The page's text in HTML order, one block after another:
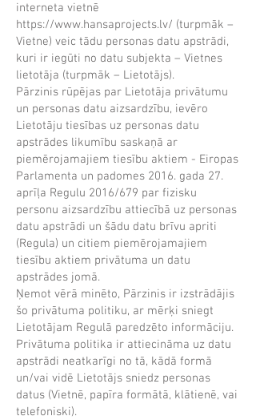
interneta vietnē
https://www.hansaprojects.lv/ (turpmāk –
Vietne) veic tādu personas datu apstrādi,
kuri ir iegūti no datu subjekta – Vietnes
lietotāja (turpmāk – Lietotājs).
Pārzinis rūpējas par Lietotāja privātumu
un personas datu aizsardzību, ievēro
Lietotāju tiesības uz personas datu
apstrādes likumību saskaņā ar
piemērojamajiem tiesību aktiem - Eiropas
Parlamenta un padomes 2016. gada 27.
aprīļa Regulu 2016/679 par fizisku
personu aizsardzību attiecībā uz personas
datu apstrādi un šādu datu brīvu apriti
(Regula) un citiem piemērojamajiem
tiesību aktiem privātuma un datu
apstrādes jomā.
Ņemot vērā minēto, Pārzinis ir izstrādājis
šo privātuma politiku, ar mērķi sniegt
Lietotājam Regulā paredzēto informāciju.
Privātuma politika ir attiecināma uz datu
apstrādi neatkarīgi no tā, kādā formā
un/vai vidē Lietotājs sniedz personas
datus (Vietnē, papīra formātā, klātienē, vai
telefoniski).